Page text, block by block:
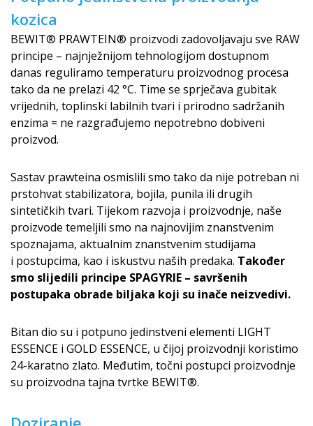
kozica
BEWIT® PRAWTEIN® proizvodi zadovoljavaju sve RAW
principe – najnježnijom tehnologijom dostupnom
danas reguliramo temperaturu proizvodnog procesa
tako da ne prelazi 42 °C. Time se sprječava gubitak
vrijednih, toplinski labilnih tvari i prirodno sadržanih
enzima = ne razgrađujemo nepotrebno dobiveni
proizvod.
Sastav prawteina osmislili smo tako da nije potreban ni
prstohvat stabilizatora, bojila, punila ili drugih
sintetičkih tvari. Tijekom razvoja i proizvodnje, naše
proizvode temeljili smo na najnovijim znanstvenim
spoznajama, aktualnim znanstvenim studijama
i postupcima, kao i iskustvu naših predaka. Također
smo slijedili principe SPAGYRIE – savršenih
postupaka obrade biljaka koji su inače neizvedivi.
Bitan dio su i potpuno jedinstveni elementi LIGHT
ESSENCE i GOLD ESSENCE, u čijoj proizvodnji koristimo
24-karatno zlato. Međutim, točni postupci proizvodnje
su proizvodna tajna tvrtke BEWIT®.